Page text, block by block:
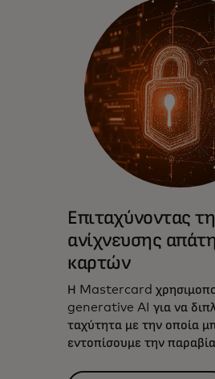
Επιταχύνοντας
ανίχνευσης
καρτών
Η Mastercard
generative AI για να
ταχύτητα με την οποία
εντοπίσουμε την